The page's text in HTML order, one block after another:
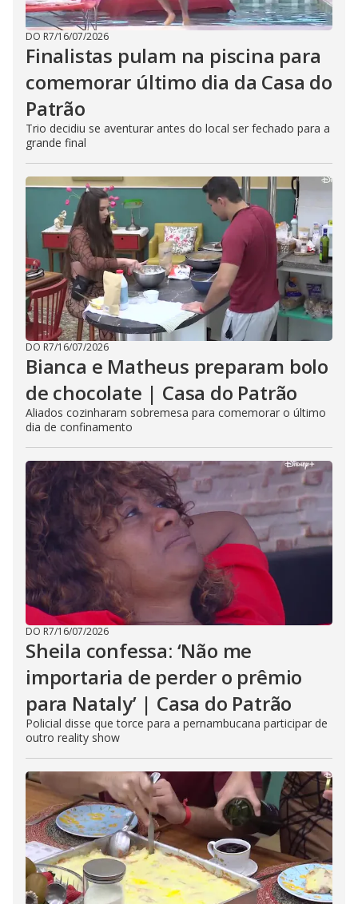
DO R7/16/07/2026
Finalistas pulam na piscina para
comemorar último dia da Casa do
Patrão
Trio decidiu se aventurar antes do local ser fechado para a
grande final
DO R7/16/07/2026
Bianca e Matheus preparam bolo
de chocolate | Casa do Patrão
Aliados cozinharam sobremesa para comemorar o último
dia de confinamento
DO R7/16/07/2026
Sheila confessa: ‘Não me
importaria de perder o prêmio
para Nataly’ | Casa do Patrão
Policial disse que torce para a pernambucana participar de
outro reality show